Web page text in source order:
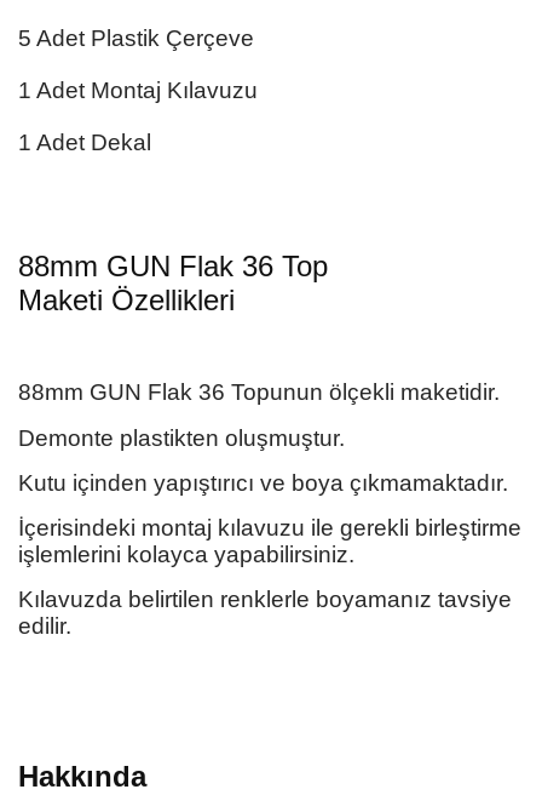
5 Adet Plastik Çerçeve
1 Adet Montaj Kılavuzu
1 Adet Dekal
88mm GUN Flak 36 Top
Maketi Özellikleri
88mm GUN Flak 36 Topunun ölçekli maketidir.
Demonte plastikten oluşmuştur.
Kutu içinden yapıştırıcı ve boya çıkmamaktadır.
İçerisindeki montaj kılavuzu ile gerekli birleştirme
işlemlerini kolayca yapabilirsiniz.
Kılavuzda belirtilen renklerle boyamanız tavsiye
edilir.
Hakkında